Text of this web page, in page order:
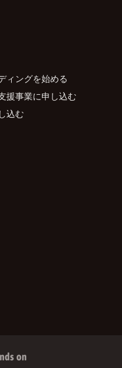
ィングを始める
援事業に申し込む
込む
on